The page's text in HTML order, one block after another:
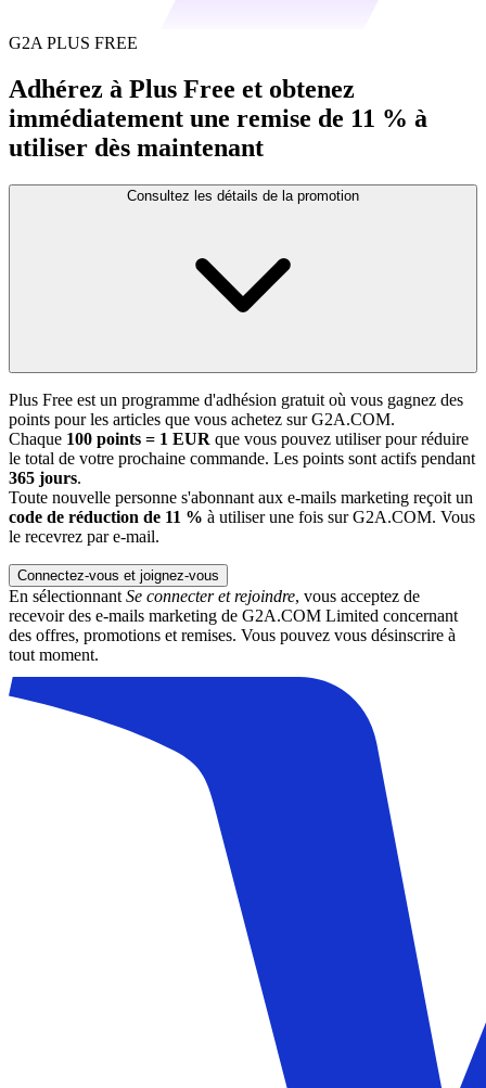
G2A PLUS FREE
Adhérez à Plus Free et obtenez
immédiatement une remise de 11 % à
utiliser dès maintenant
Consultez les détails de la promotion
Plus Free est un programme d'adhésion gratuit où vous gagnez des
points pour les articles que vous achetez sur G2A.COM.
Chaque 100 points = 1 EUR que vous pouvez utiliser pour réduire
le total de votre prochaine commande. Les points sont actifs pendant
365 jours.
Toute nouvelle personne s'abonnant aux e-mails marketing reçoit un
code de réduction de 11 % à utiliser une fois sur G2A.COM. Vous
le recevrez par e-mail.
Connectez-vous et joignez-vous
En sélectionnant Se connecter et rejoindre, vous acceptez de
recevoir des e-mails marketing de G2A.COM Limited concernant
des offres, promotions et remises. Vous pouvez vous désinscrire à
tout moment.